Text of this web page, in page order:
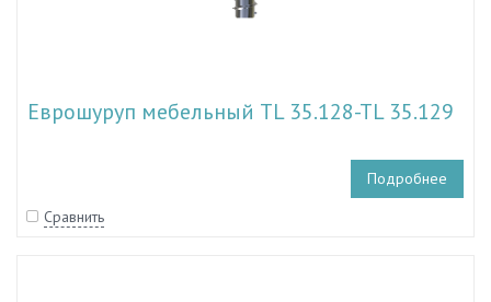
Еврошуруп мебельный TL 35.128-TL 35.129
Подробнее
Сравнить